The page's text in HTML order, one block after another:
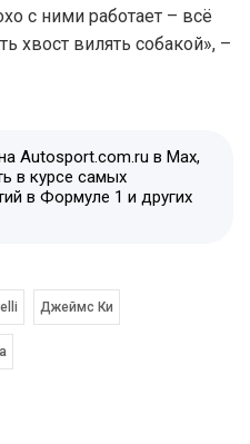
с ними работает – всё
хвост вилять собакой», –
Autosport.com.ru в Max,
в курсе самых
в Формуле 1 и других
Джеймс Ки